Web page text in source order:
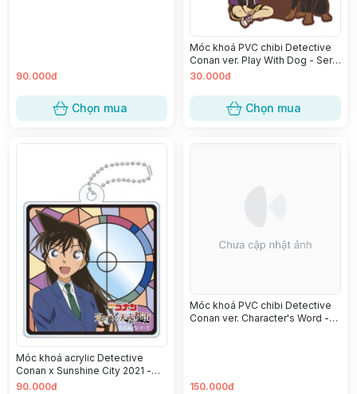
90.000đ
Chọn mua
Móc khoá PVC chibi Detective
Conan ver. Play With Dog - Sera
Masumi
30.000đ
Chọn mua
Móc khoá acrylic Detective
Conan x Sunshine City 2021 -
Mouri Ran
90.000đ
Móc khoá PVC chibi Detective
Conan ver. Character's Word -
150.000đ